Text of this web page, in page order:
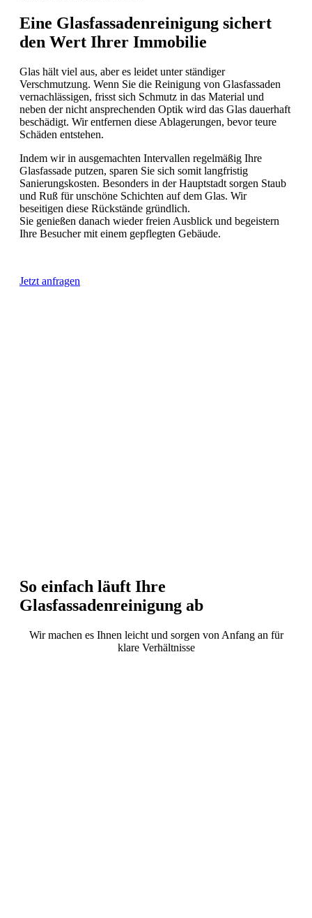
Eine Glasfassadenreinigung sichert
den Wert Ihrer Immobilie
Glas hält viel aus, aber es leidet unter ständiger
Verschmutzung. Wenn Sie die Reinigung von Glasfassaden
vernachlässigen, frisst sich Schmutz in das Material und
neben der nicht ansprechenden Optik wird das Glas dauerhaft
beschädigt. Wir entfernen diese Ablagerungen, bevor teure
Schäden entstehen.
Indem wir in ausgemachten Intervallen regelmäßig Ihre
Glasfassade putzen, sparen Sie sich somit langfristig
Sanierungskosten. Besonders in der Hauptstadt sorgen Staub
und Ruß für unschöne Schichten auf dem Glas. Wir
beseitigen diese Rückstände gründlich.
Sie genießen danach wieder freien Ausblick und begeistern
Ihre Besucher mit einem gepflegten Gebäude.
Jetzt anfragen
So einfach läuft Ihre
Glasfassadenreinigung ab
Wir machen es Ihnen leicht und sorgen von Anfang an für
klare Verhältnisse